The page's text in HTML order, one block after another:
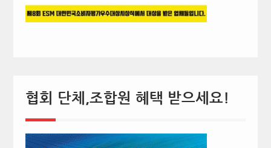
협회 단체,조합원 혜택 받으세요!